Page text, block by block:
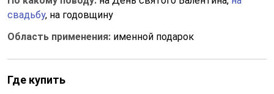
свадьбу, на годовщину
Область применения: именной подарок
Где купить